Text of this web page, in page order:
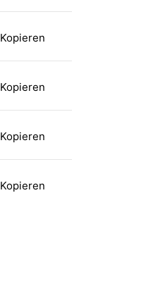
Kopieren
Kopieren
Kopieren
Kopieren